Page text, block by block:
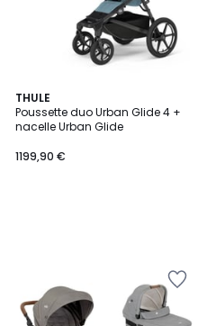
THULE
Poussette duo Urban Glide 4 +
nacelle Urban Glide
1199,90 €